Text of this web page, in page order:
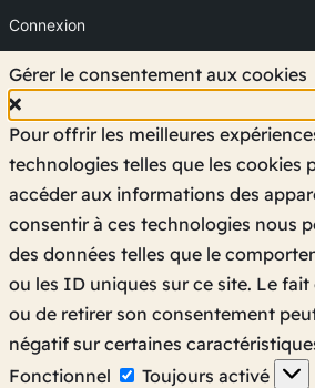
Gérer le consentement aux cookies
Pour offrir les meilleures
technologies telles que les cookies
accéder aux informations des
consentir à ces technologies nous
des données telles que le
ou les ID uniques sur ce site. Le
ou de retirer son consentement
négatif sur certaines
Fonctionnel
Fonctionnel
Toujours activé
Connexion